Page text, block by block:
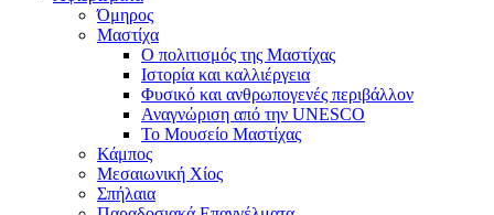
Όμηρος
Μαστίχα
Ο πολιτισμός της Μαστίχας
Ιστορία και καλλιέργεια
Φυσικό και ανθρωπογενές περιβάλλον
Αναγνώριση από την UNESCO
Το Μουσείο Μαστίχας
Κάμπος
Μεσαιωνική Χίος
Σπήλαια